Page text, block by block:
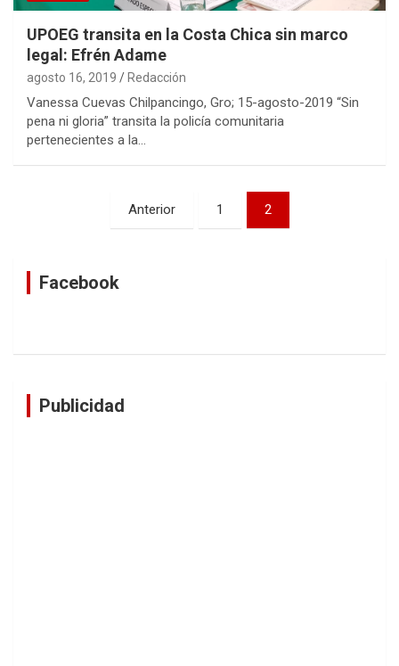
UPOEG transita en la Costa Chica sin marco
legal: Efrén Adame
agosto 16, 2019 Redacción
Vanessa Cuevas Chilpancingo, Gro; 15-agosto-2019 “Sin
pena ni gloria” transita la policía comunitaria
pertenecientes a la…
NavegaciónAnterior 1 2
Facebook
Publicidad